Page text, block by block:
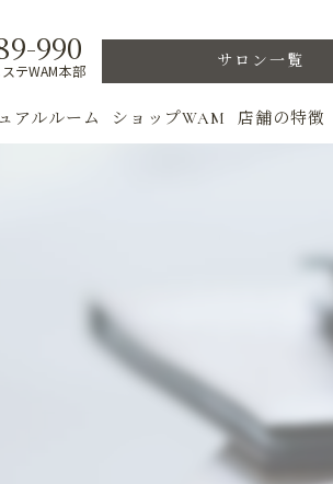
990
テWAM本部
サロン一覧
アルルーム ショップWAM 店舗の特徴
スキンケア